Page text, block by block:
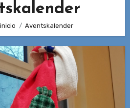
Aventskalender